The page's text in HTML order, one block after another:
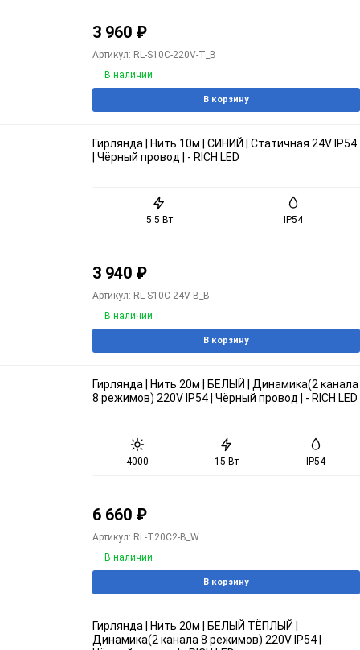
3 960 ₽
Артикул: RL-S10C-220V-T_B
В наличии
В корзину
Гирлянда | Нить 10м | СИНИЙ | Статичная 24V IP54
| Чёрный провод | - RICH LED
5.5 Вт IP54
3 940 ₽
Артикул: RL-S10C-24V-B_B
В наличии
В корзину
Гирлянда | Нить 20м | БЕЛЫЙ | Динамика(2 канала
8 режимов) 220V IP54 | Чёрный провод | - RICH LED
4000 15 Вт IP54
6 660 ₽
Артикул: RL-T20C2-B_W
В наличии
В корзину
Гирлянда | Нить 20м | БЕЛЫЙ ТЁПЛЫЙ |
Динамика(2 канала 8 режимов) 220V IP54 |